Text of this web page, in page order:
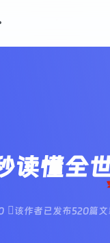
懂全世
该作者已发布520篇文